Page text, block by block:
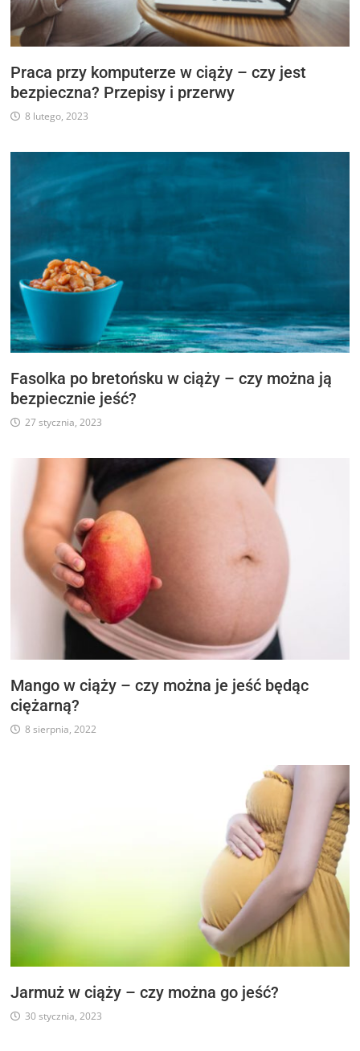
Praca przy komputerze w ciąży – czy jest
bezpieczna? Przepisy i przerwy
8 lutego, 2023
Fasolka po bretońsku w ciąży – czy można ją
bezpiecznie jeść?
27 stycznia, 2023
Mango w ciąży – czy można je jeść będąc
ciężarną?
8 sierpnia, 2022
Jarmuż w ciąży – czy można go jeść?
30 stycznia, 2023